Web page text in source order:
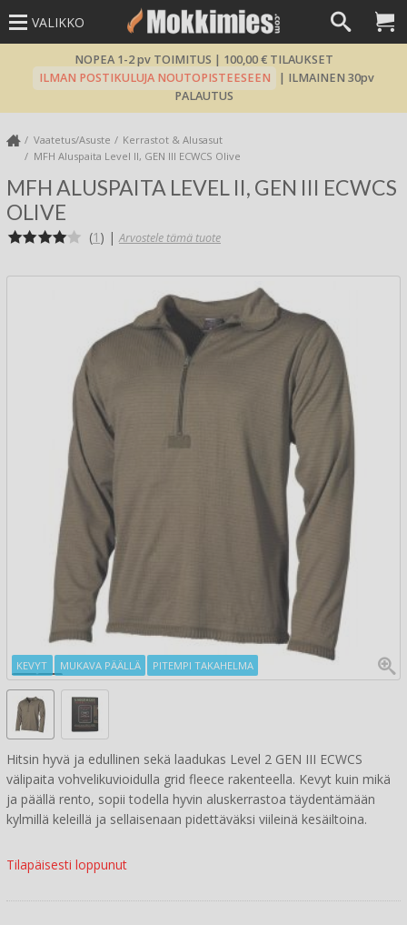
VALIKKO
NOPEA 1-2 pv TOIMITUS | 100,00 € TILAUKSET
ILMAN POSTIKULUJA NOUTOPISTEESEEN
| ILMAINEN 30pv
PALAUTUS
Vaatetus/Asuste
Kerrastot & Alusasut
MFH Aluspaita Level II, GEN III ECWCS Olive
MFH ALUSPAITA LEVEL II, GEN III ECWCS
OLIVE
(1 ) |Arvostele tämä tuote
KEVYT MUKAVA PÄÄLLÄ PITEMPI TAKAHELMA
Hitsin hyvä ja edullinen sekä laadukas Level 2 GEN III ECWCS
välipaita vohvelikuvioidulla grid fleece rakenteella. Kevyt kuin mikä
ja päällä rento, sopii todella hyvin aluskerrastoa täydentämään
kylmillä keleillä ja sellaisenaan pidettäväksi viileinä kesäiltoina.
Tilapäisesti loppunut